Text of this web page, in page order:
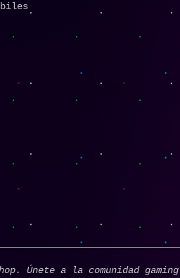
Únete a la comunidad